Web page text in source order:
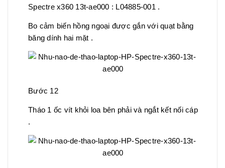
Spectre x360 13t-ae000 : L04885-001 .
Bo cảm biến hồng ngoại được gắn với quạt bằng
băng dính hai mặt .
Bước 12
Tháo 1 ốc vít khỏi loa bên phải và ngắt kết nối cáp
.